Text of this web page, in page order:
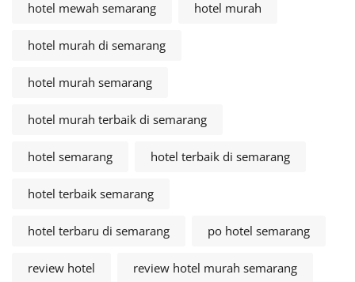
hotel mewah semarang hotel murah
hotel murah di semarang
hotel murah semarang
hotel murah terbaik di semarang
hotel semarang hotel terbaik di semarang
hotel terbaik semarang
hotel terbaru di semarang po hotel semarang
review hotel review hotel murah semarang